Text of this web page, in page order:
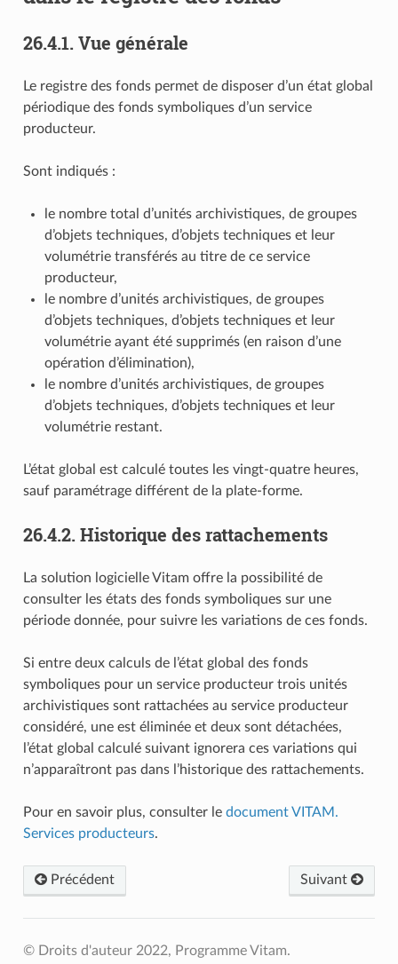
26.4.1. Vue générale
Le registre des fonds permet de disposer d’un état global
périodique des fonds symboliques d’un service
producteur.
Sont indiqués :
le nombre total d’unités archivistiques, de groupes
d’objets techniques, d’objets techniques et leur
volumétrie transférés au titre de ce service
producteur,
le nombre d’unités archivistiques, de groupes
d’objets techniques, d’objets techniques et leur
volumétrie ayant été supprimés (en raison d’une
opération d’élimination),
le nombre d’unités archivistiques, de groupes
d’objets techniques, d’objets techniques et leur
volumétrie restant.
L’état global est calculé toutes les vingt-quatre heures,
sauf paramétrage différent de la plate-forme.
26.4.2. Historique des rattachements
La solution logicielle Vitam offre la possibilité de
consulter les états des fonds symboliques sur une
période donnée, pour suivre les variations de ces fonds.
Si entre deux calculs de l’état global des fonds
symboliques pour un service producteur trois unités
archivistiques sont rattachées au service producteur
considéré, une est éliminée et deux sont détachées,
l’état global calculé suivant ignorera ces variations qui
n’apparaîtront pas dans l’historique des rattachements.
Pour en savoir plus, consulter le document VITAM.
Services producteurs.
Précédent Suivant
© Droits d'auteur 2022, Programme Vitam.